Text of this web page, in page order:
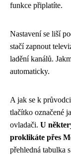
funkce připlatíte.
Nastavení se liší
stačí zapnout
ladění kanálů.
automaticky.
A jak se k
tlačítko označené
ovladači. U
proklikáte přes
přehledná tabulka